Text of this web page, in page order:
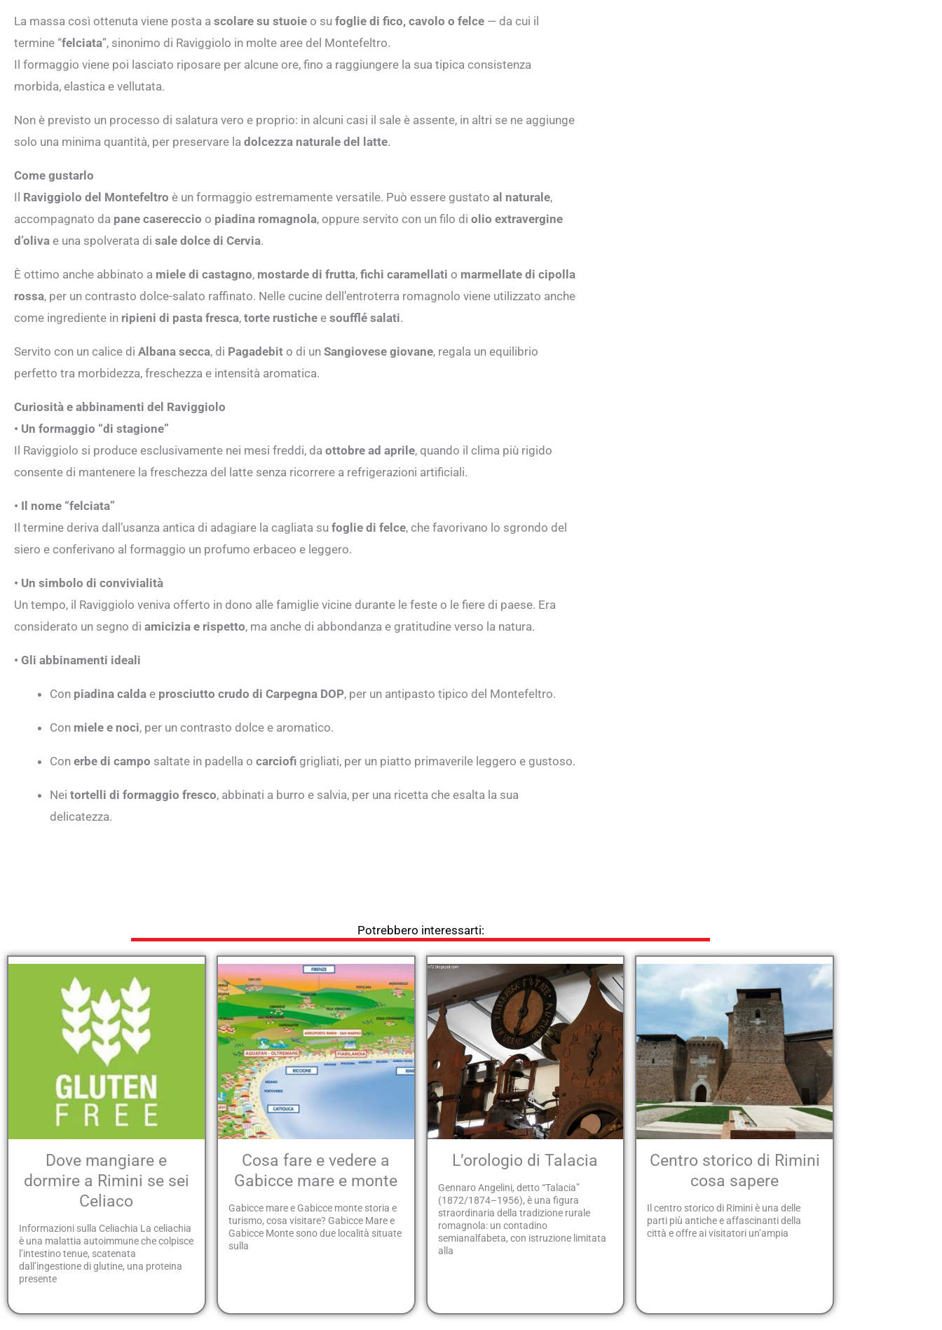
La massa così ottenuta viene posta a scolare su stuoie o su foglie di fico, cavolo o felce — da cui il
termine “felciata”, sinonimo di Raviggiolo in molte aree del Montefeltro.
Il formaggio viene poi lasciato riposare per alcune ore, fino a raggiungere la sua tipica consistenza
morbida, elastica e vellutata.
Non è previsto un processo di salatura vero e proprio: in alcuni casi il sale è assente, in altri se ne aggiunge
solo una minima quantità, per preservare la dolcezza naturale del latte.
Come gustarlo
Il Raviggiolo del Montefeltro è un formaggio estremamente versatile. Può essere gustato al naturale,
accompagnato da pane casereccio o piadina romagnola, oppure servito con un filo di olio extravergine
d’oliva e una spolverata di sale dolce di Cervia.
È ottimo anche abbinato a miele di castagno, mostarde di frutta, fichi caramellati o marmellate di cipolla
rossa, per un contrasto dolce-salato raffinato. Nelle cucine dell’entroterra romagnolo viene utilizzato anche
come ingrediente in ripieni di pasta fresca, torte rustiche e soufflé salati.
Servito con un calice di Albana secca, di Pagadebit o di un Sangiovese giovane, regala un equilibrio
perfetto tra morbidezza, freschezza e intensità aromatica.
Curiosità e abbinamenti del Raviggiolo
• Un formaggio “di stagione”
Il Raviggiolo si produce esclusivamente nei mesi freddi, da ottobre ad aprile, quando il clima più rigido
consente di mantenere la freschezza del latte senza ricorrere a refrigerazioni artificiali.
• Il nome “felciata”
Il termine deriva dall’usanza antica di adagiare la cagliata su foglie di felce, che favorivano lo sgrondo del
siero e conferivano al formaggio un profumo erbaceo e leggero.
• Un simbolo di convivialità
Un tempo, il Raviggiolo veniva offerto in dono alle famiglie vicine durante le feste o le fiere di paese. Era
considerato un segno di amicizia e rispetto, ma anche di abbondanza e gratitudine verso la natura.
• Gli abbinamenti ideali
Con piadina calda e prosciutto crudo di Carpegna DOP, per un antipasto tipico del Montefeltro.
Con miele e noci, per un contrasto dolce e aromatico.
Con erbe di campo saltate in padella o carciofi grigliati, per un piatto primaverile leggero e gustoso.
Nei tortelli di formaggio fresco, abbinati a burro e salvia, per una ricetta che esalta la sua
delicatezza.
Potrebbero interessarti:
Dove mangiare e
dormire a Rimini se sei
Celiaco
Informazioni sulla Celiachia La celiachia
è una malattia autoimmune che colpisce
l’intestino tenue, scatenata
dall’ingestione di glutine, una proteina
presente
Cosa fare e vedere a
Gabicce mare e monte
Gabicce mare e Gabicce monte storia e
turismo, cosa visitare? Gabicce Mare e
Gabicce Monte sono due località situate
sulla
L’orologio di Talacia
Gennaro Angelini, detto “Talacia”
(1872/1874–1956), è una figura
straordinaria della tradizione rurale
romagnola: un contadino
semianalfabeta, con istruzione limitata
alla
Centro storico di Rimini
cosa sapere
Il centro storico di Rimini è una delle
parti più antiche e affascinanti della
città e offre ai visitatori un’ampia